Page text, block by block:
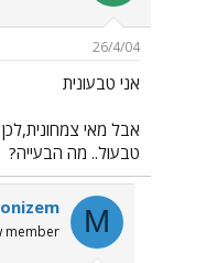
26/4/04
אני טבעונית
אבל מאי צמחונית,לכן
טבעול.. מה הבעייה?
M
member